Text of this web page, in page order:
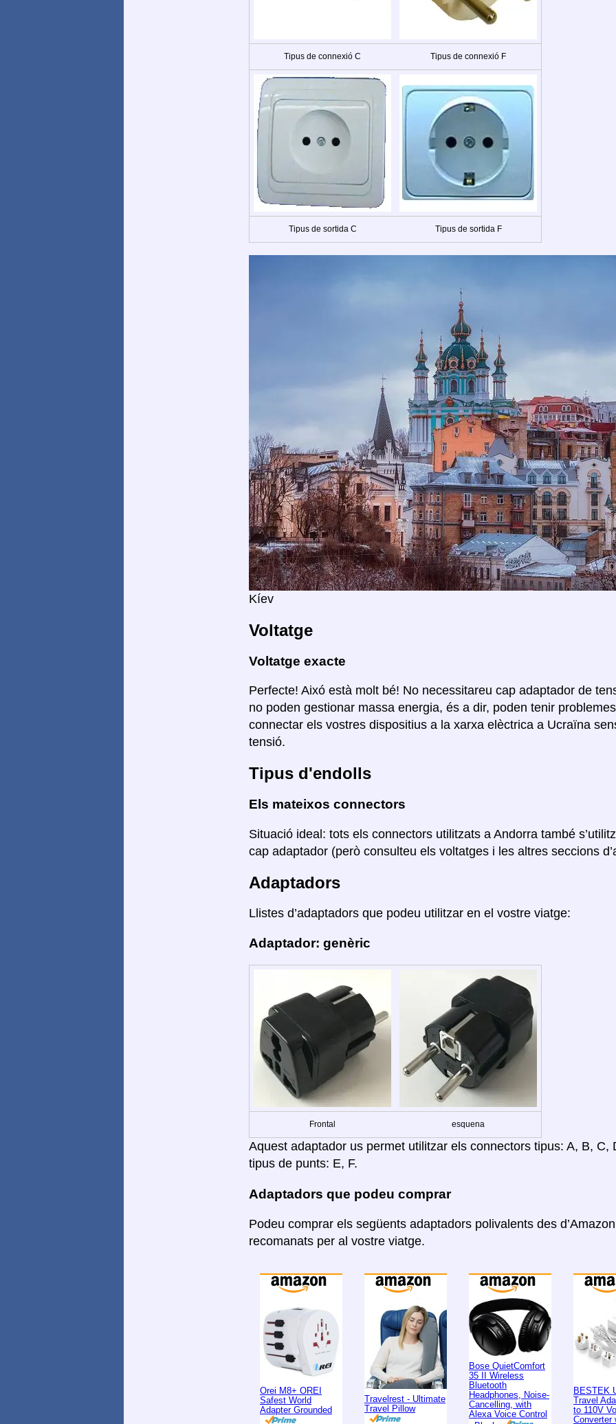
Tipus de connexió C Tipus de connexió F
Tipus de sortida C Tipus de sortida F
Kíev
Voltatge
Voltatge exacte
Perfecte! Aixó està molt bé! No necessitareu cap adaptador de
no poden gestionar massa energia, és a dir, poden tenir
connectar els vostres dispositius a la xarxa elèctrica a Ucraïna
tensió.
Tipus d'endolls
Els mateixos connectors
Situació ideal: tots els connectors utilitzats a Andorra també
cap adaptador (però consulteu els voltatges i les altres seccions
Adaptadors
Llistes d’adaptadors que podeu utilitzar en el vostre viatge:
Adaptador: genèric
Frontal esquena
Aquest adaptador us permet utilitzar els connectors tipus: A, B, C,
tipus de punts: E, F.
Adaptadors que podeu comprar
Podeu comprar els següents adaptadors polivalents des
recomanats per al vostre viatge.
Orei M8+ OREI
Safest World
Adapter Grounded
Travelrest - Ultimate
Travel Pillow
Bose QuietComfort
35 II Wireless
Bluetooth
Headphones, Noise-
Cancelling, with
Alexa Voice Control
BESTEK
Travel
to 110V
Converter